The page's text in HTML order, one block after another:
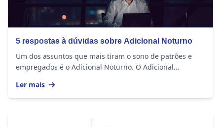
5 respostas à dúvidas sobre Adicional Noturno
Um dos assuntos que mais tiram o sono de patrões e
empregados é o Adicional Noturno. O Adicional
Ler mais